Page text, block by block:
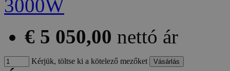
€ 5 050,00 nettó ár
Kérjük, töltse ki a kötelező mezőket